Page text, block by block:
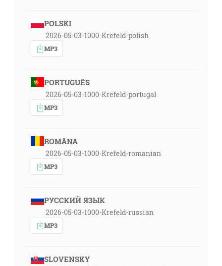
POLSKI
2026-05-03-1000-Krefeld-polish
MP3
PORTUGUÊS
2026-05-03-1000-Krefeld-portugal
MP3
ROMÂNA
2026-05-03-1000-Krefeld-romanian
MP3
РУССКИЙ ЯЗЫК
2026-05-03-1000-Krefeld-russian
MP3
SLOVENSKY